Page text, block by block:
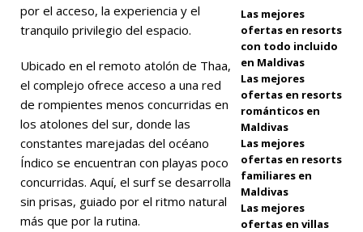
en los
sur
HOTELES Y
COMPLEJOS
DE 5
ESTRELLAS
por el acceso, la experiencia y el
tranquilo privilegio del espacio.
Ubicado en el remoto atolón de Thaa,
el complejo ofrece acceso a una red
de rompientes menos concurridas en
los atolones del sur, donde las
constantes marejadas del océano
Índico se encuentran con playas poco
concurridas. Aquí, el surf se desarrolla
sin prisas, guiado por el ritmo natural
más que por la rutina.
Las mejores
ofertas en resorts
con todo incluido
en Maldivas
Las mejores
ofertas en resorts
románticos en
Maldivas
Las mejores
ofertas en resorts
familiares en
Maldivas
Las mejores
ofertas en villas